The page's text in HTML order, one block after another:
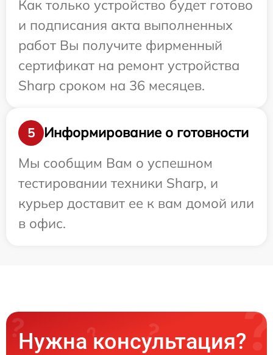
Как только устройство будет готово
и подписания акта выполненных
работ Вы получите фирменный
сертификат на ремонт устройства
Sharp сроком на 36 месяцев.
5
Информирование о готовности
Мы сообщим Вам о успешном
тестировании техники Sharp, и
курьер доставит ее к вам домой или
в офис.
Нужна консультация?